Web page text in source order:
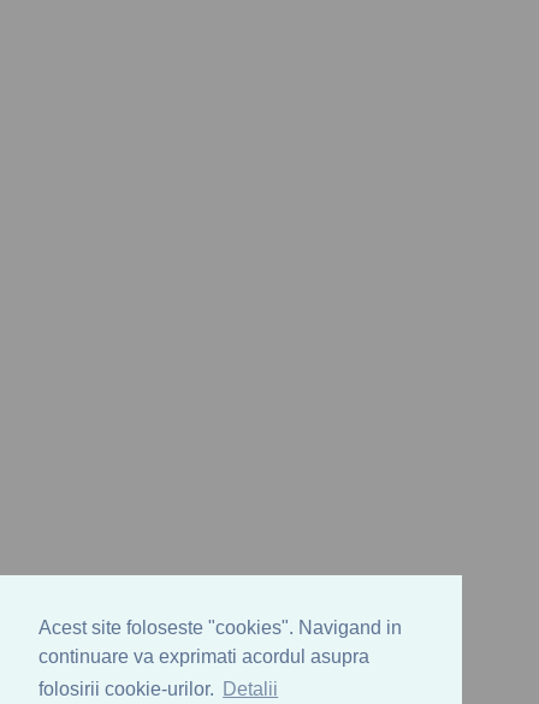
Acest site foloseste "cookies". Navigand in
continuare va exprimati acordul asupra
folosirii cookie-urilor.
Detalii